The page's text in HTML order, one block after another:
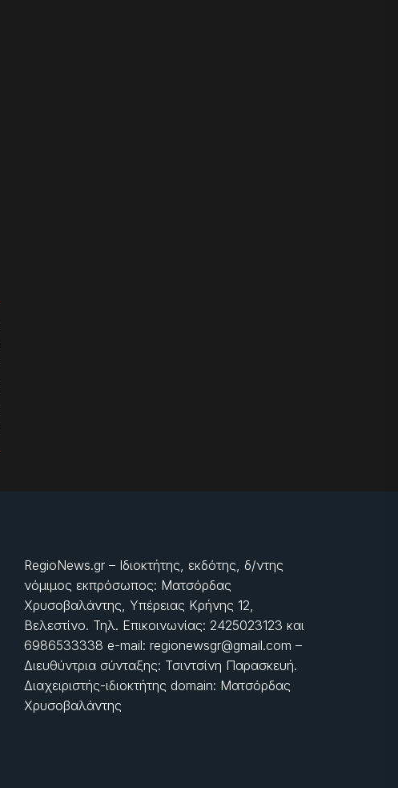
RegioNews.gr – Ιδιοκτήτης, εκδότης, δ/ντης
νόμιμος εκπρόσωπος: Ματσόρδας
Χρυσοβαλάντης, Υπέρειας Κρήνης 12,
Βελεστίνο. Τηλ. Επικοινωνίας: 2425023123 και
6986533338 e-mail: regionewsgr@gmail.com –
Διευθύντρια σύνταξης: Τσιντσίνη Παρασκευή.
Διαχειριστής-ιδιοκτήτης domain: Ματσόρδας
Χρυσοβαλάντης